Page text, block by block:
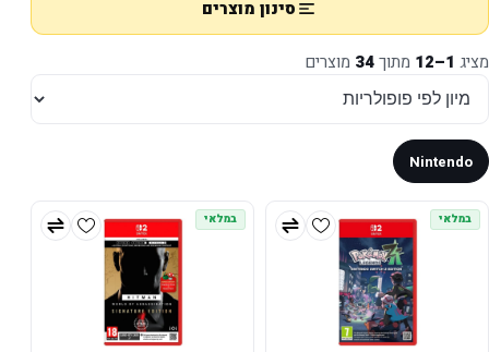
סינון מוצרים
מציג 1–12 מתוך34 מוצרים
Nintendo
במלאי במלאי